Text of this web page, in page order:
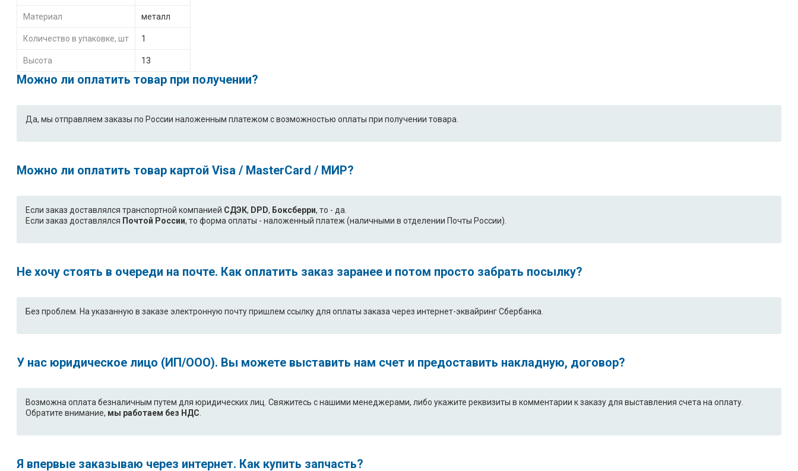
Материал металл
Количество в упаковке, шт 1
Высота 13
Можно ли оплатить товар при получении?
Да, мы отправляем заказы по России наложенным платежом с возможностью оплаты при получении товара.
Можно ли оплатить товар картой Visa / MasterCard / МИР?
Если заказ доставлялся транспортной компанией СДЭК, DPD, Боксберри, то - да.
Если заказ доставлялся Почтой России, то форма оплаты - наложенный платеж (наличными в отделении Почты России).
Не хочу стоять в очереди на почте. Как оплатить заказ заранее и потом просто забрать посылку?
Без проблем. На указанную в заказе электронную почту пришлем ссылку для оплаты заказа через интернет-эквайринг Сбербанка.
У нас юридическое лицо (ИП/ООО). Вы можете выставить нам счет и предоставить накладную, договор?
Возможна оплата безналичным путем для юридических лиц. Свяжитесь с нашими менеджерами, либо укажите реквизиты в комментарии к заказу для выставления счета на оплату.
Обратите внимание, мы работаем без НДС
Я впервые заказываю через интернет. Как купить запчасть?